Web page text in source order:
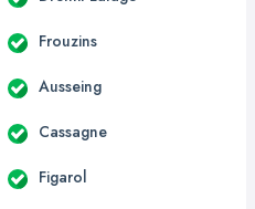
Frouzins
Ausseing
Cassagne
Figarol